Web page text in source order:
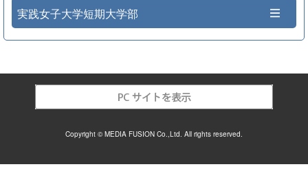
実践女子大学短期大学部
Copyright © MEDIA FUSION Co.,Ltd. All rights reserved.